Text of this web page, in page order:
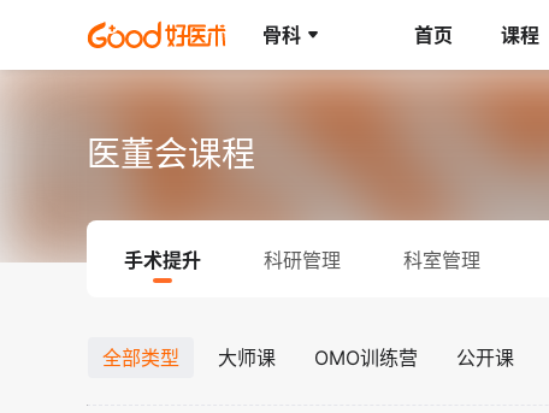
骨科 首页 课程
医董会课程
手术提升 科研管理 科室管理
全部类型 大师课 OMO训练营 公开课